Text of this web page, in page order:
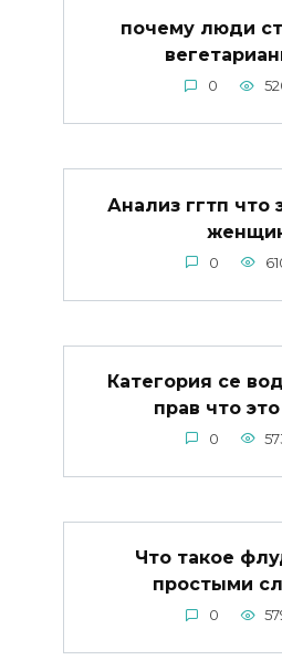
почему люди
0
Анализ ггтп что
0
Категория се
прав что
0
Что такое
простыми
0